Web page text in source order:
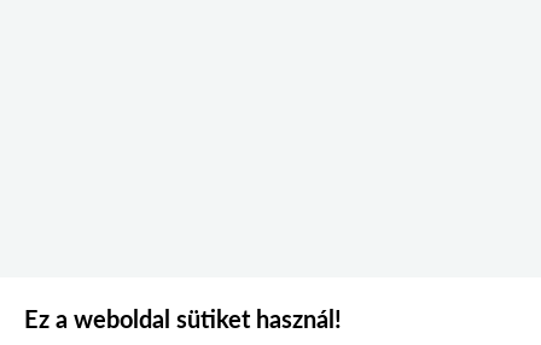
Ez a weboldal sütiket használ!